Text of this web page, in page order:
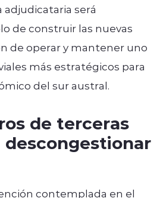
será
de construir las nuevas
de operar y mantener uno
más estratégicos para
del sur austral.
de terceras
descongestionar
contemplada en el